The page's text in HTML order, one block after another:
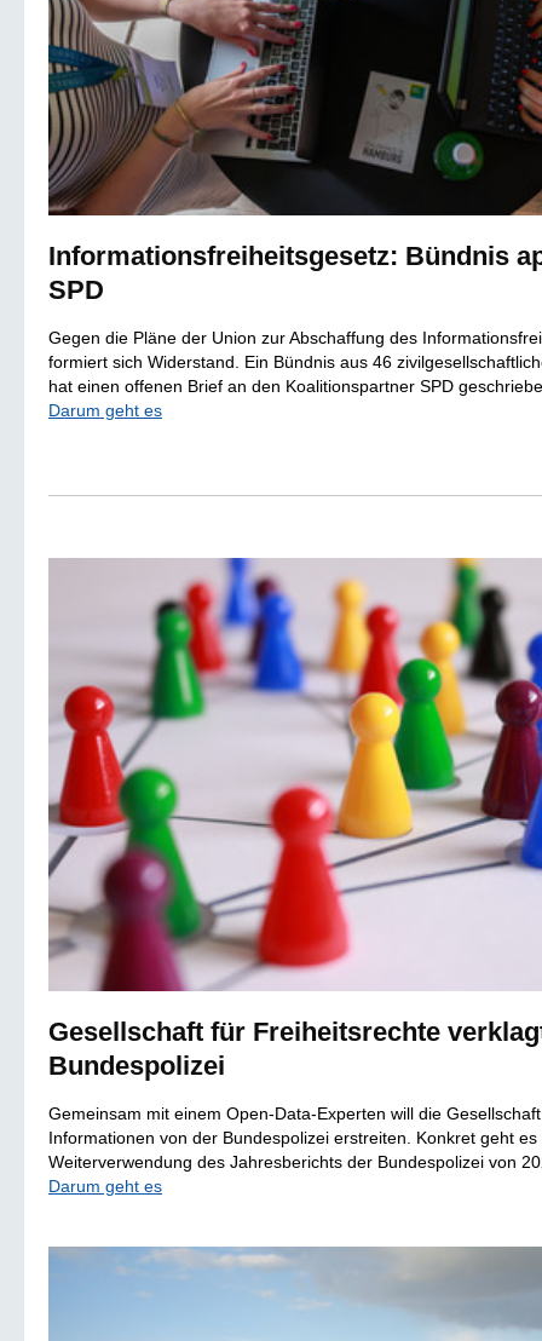
Informationsfreiheitsgesetz: Bündnis
SPD
Gegen die Pläne der Union zur Abschaffung des
formiert sich Widerstand. Ein Bündnis aus 46
hat einen offenen Brief an den Koalitionspartner SPD
Darum geht es
Gesellschaft für Freiheitsrechte
Bundespolizei
Gemeinsam mit einem Open-Data-Experten will die
Informationen von der Bundespolizei erstreiten. Konkret geht
Weiterverwendung des Jahresberichts der Bundespolizei von
Darum geht es